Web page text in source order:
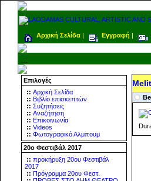
Αρχική Σελίδα | Εγγραφή |
.::
Επιλογές
:: Αρχική Σελίδα
:: Βιβλίο επισκεπτών
:: Συζητήσεις
:: Αναζήτηση
:: Επικοινωνία
:: Videos
:: Φωτογραφικό Αλμπουμ
20ο Φεστιβάλ 2017
:: προκήρυξη 20ου Φεστιβάλ
2017
:: Πρόγραμμα 20ου Φεστ.